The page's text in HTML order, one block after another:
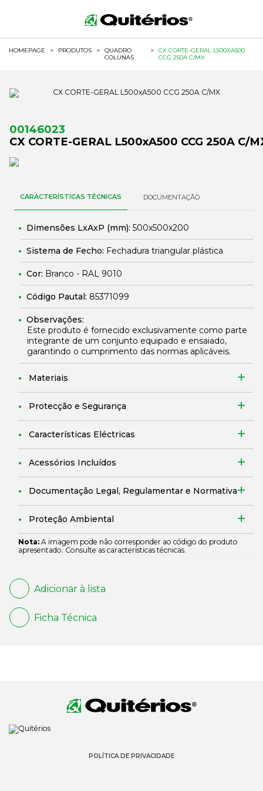
HOMEPAGE > PRODUTOS >
QUADRO
COLUNAS
>
CX CORTE-GERAL L500XA500
CCG 250A C/MX
00146023
CX CORTE-GERAL L500xA500 CCG 250A C/
CARACTERÍSTICAS TÉCNICAS DOCUMENTAÇÃO
Dimensões LxAxP (mm): 500x500x200
Sistema de Fecho: Fechadura triangular plástica
Cor: Branco - RAL 9010
Código Pautal: 85371099
Observações:
Este produto é fornecido exclusivamente como parte
integrante de um conjunto equipado e ensaiado,
garantindo o cumprimento das normas aplicáveis.
Materiais
Protecção e Segurança
Características Eléctricas
Acessórios Incluídos
Documentação Legal, Regulamentar e Normativa
Proteção Ambiental
Nota: A imagem pode não corresponder ao código do produto
apresentado. Consulte as características técnicas.
Adicionar à lista
Ficha Técnica
POLÍTICA DE PRIVACIDADE